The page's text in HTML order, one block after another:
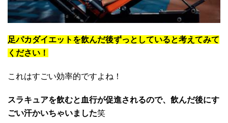
足パカダイエットを飲んだ後ずっとしていると考えてみて
ください！
これはすごい効率的ですよね！
スラキュアを飲むと血行が促進されるので、飲んだ後にす
ごい汗かいちゃいました笑